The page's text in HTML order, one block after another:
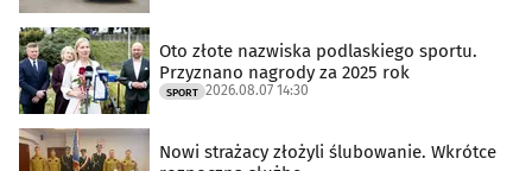
Oto złote nazwiska podlaskiego sportu.
Przyznano nagrody za 2025 rok
SPORT 2026.08.07 14:30
Nowi strażacy złożyli ślubowanie. Wkrótce